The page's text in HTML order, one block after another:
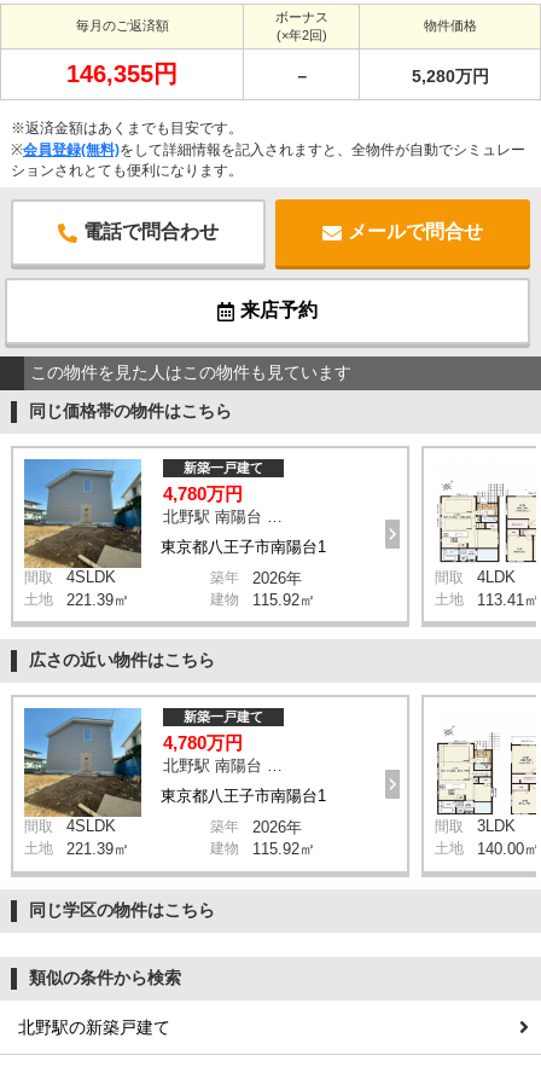
毎月のご返済額
ボーナス
(×年2回)
物件価格
146,355円 － 5,280万円
※返済金額はあくまでも目安です。
※会員登録(無料)をして詳細情報を記入されますと、全物件が自動でシミュレー
ションされとても便利になります。
電話で問合わせ メールで問合せ
来店予約
この物件を見た人はこの物件も見ています
同じ価格帯の物件はこちら
東京都八王子市南陽台1
新築一戸建て
4,780万円
間取 4SLDK 築年 2026年
土地 221.39㎡ 建物 115.92㎡
間取 4LDK
土地 113.41㎡
広さの近い物件はこちら
東京都八王子市南陽台1
新築一戸建て
4,780万円
北野駅 南陽台 バス8分 停歩6分
間取 4SLDK 築年 2026年
土地 221.39㎡ 建物 115.92㎡
間取 3LDK
土地 140.00㎡
同じ学区の物件はこちら
類似の条件から検索
北野駅の新築戸建て